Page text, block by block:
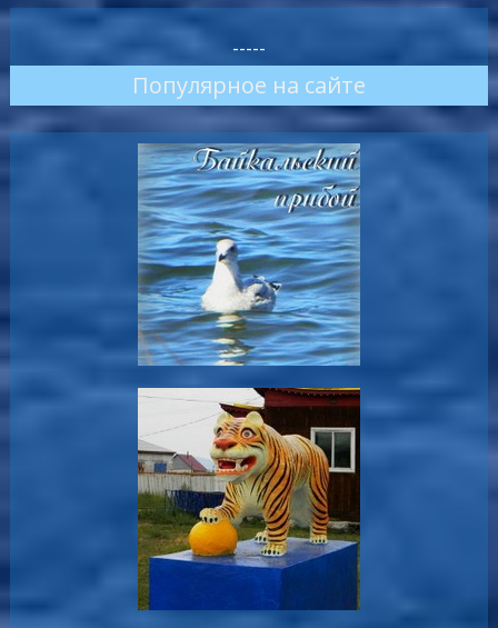
-----
Популярное на сайте